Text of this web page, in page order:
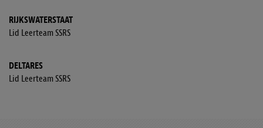
RIJKSWATERSTAAT
Lid Leerteam SSRS
DELTARES
Lid Leerteam SSRS